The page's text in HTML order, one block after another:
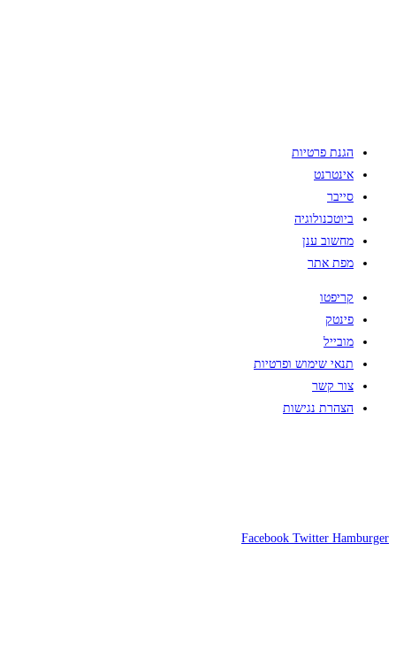
הגנת פרטיות
אינטרנט
סייבר
ביוטכנולוגיה
מחשוב ענן
מפת אתר
קריפטו
פינטק
מובייל
תנאי שימוש ופרטיות
צור קשר
הצהרת נגישות
Facebook Twitter Hamburger